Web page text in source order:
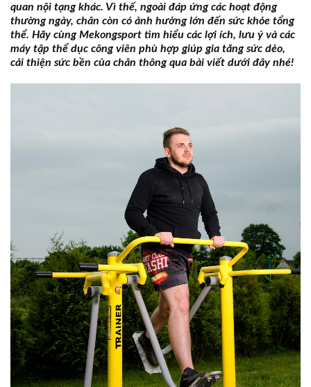
quan nội tạng khác. Vì thế, ngoài đáp ứng các hoạt động
thường ngày, chân còn có ảnh hưởng lớn đến sức khỏe tổng
thể. Hãy cùng Mekongsport tìm hiểu các lợi ích, lưu ý và các
máy tập thể dục công viên phù hợp giúp gia tăng sức dẻo,
cải thiện sức bền của chân thông qua bài viết dưới đây nhé!